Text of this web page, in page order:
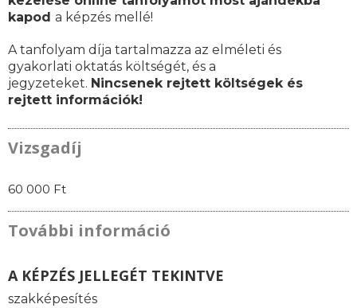
kapod a képzés mellé!
A tanfolyam díja tartalmazza az elméleti és
gyakorlati oktatás költségét, és a
jegyzeteket. Nincsenek rejtett költségek és
rejtett információk!
Vizsgadíj
60 000 Ft
További információ
A KÉPZÉS JELLEGÉT TEKINTVE
szakképesítés